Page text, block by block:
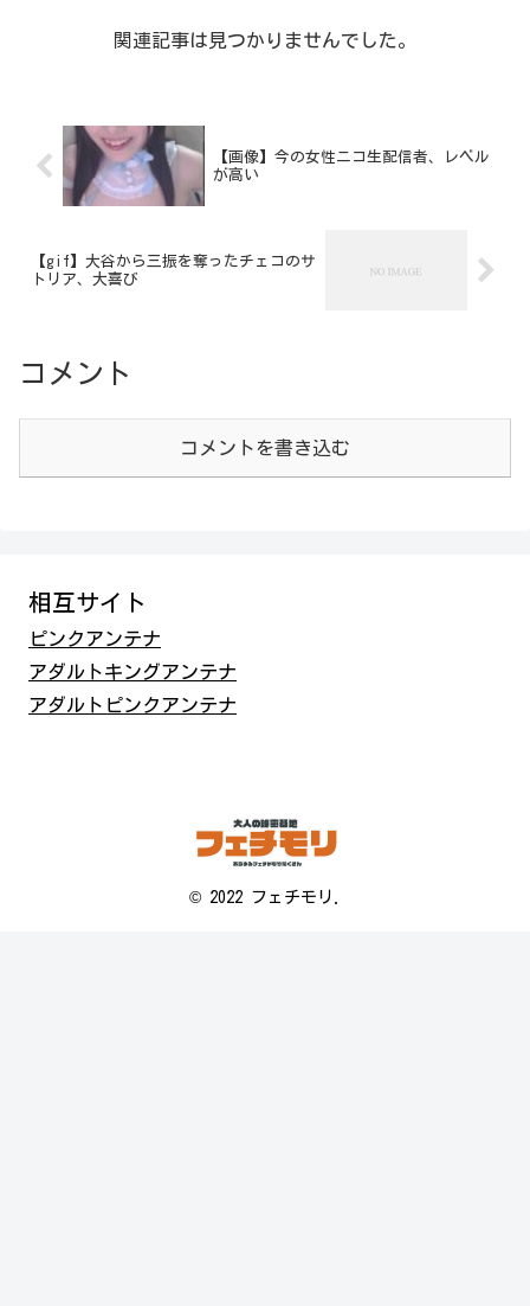
関連記事は見つかりませんでした。
【画像】今の女性ニコ生配信者、レベル
が高い
【gif】大谷から三振を奪ったチェコのサ
トリア、大喜び
コメント
コメントを書き込む
相互サイト
ピンクアンテナ
アダルトキングアンテナ
アダルトピンクアンテナ
© 2022 フェチモリ.